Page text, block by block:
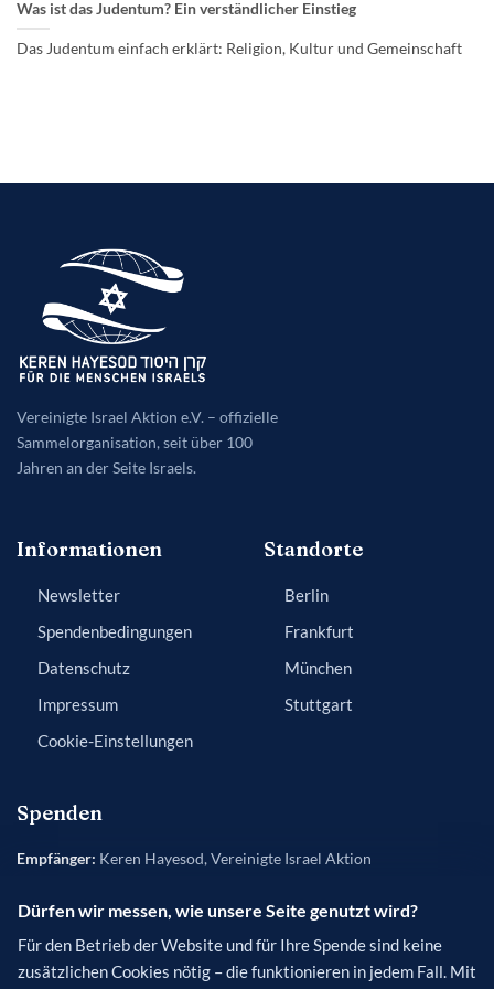
Kontakt
Was ist das Judentum? Ein verständlicher Einstieg
Das Judentum einfach erklärt: Religion, Kultur und Gemeinschaft
Vereinigte Israel Aktion e.V. – offizielle
Sammelorganisation, seit über 100
Jahren an der Seite Israels.
Informationen
Newsletter
Spendenbedingungen
Datenschutz
Impressum
Cookie-Einstellungen
Standorte
Berlin
Frankfurt
München
Stuttgart
Spenden
Empfänger: Keren Hayesod, Vereinigte Israel Aktion
IBAN:DE84 5005 0201 0200 5454 50
BIC: HELADEF1822
Verwendungszweck(optional): [Name des Projekts]
Dürfen wir messen, wie unsere Seite genutzt wird?
Für den Betrieb der Website und für Ihre Spende sind keine
zusätzlichen Cookies nötig – die funktionieren in jedem Fall. Mit